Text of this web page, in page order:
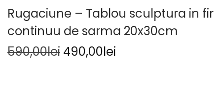
Rugaciune – Tablou sculptura in fir
continuu de sarma 20x30cm
590,00lei 490,00lei